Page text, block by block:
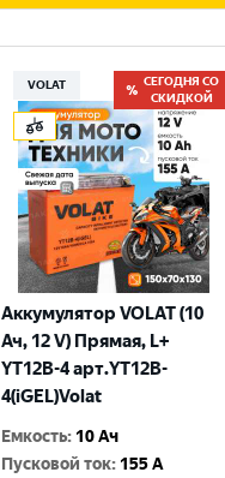
VOLAT
СЕГОДНЯ СО
СКИДКОЙ
Аккумулятор VOLAT (10
Ач, 12 V) Прямая, L+
YT12B-4 арт.YT12B-
4(iGEL)Volat
Емкость: 10 Ач
Пусковой ток: 155 A